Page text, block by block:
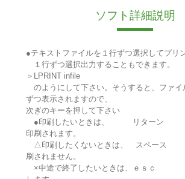
ソフト詳細説明
●テキストファイルを１行ずつ選択してプリ
１行ずつ選択出力することもできます。
＞LPRINT infile
のようにして下さい。そうすると、ファイ
ずつ表示されますので、
次ぎのキーを押して下さい
●印刷したいときは、 リターン
印刷されます。
△印刷したくないときは、 スペー
刷されません。
×中途で終了したいときは、ｅｓｃ